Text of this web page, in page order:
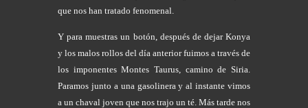
que nos han tratado fenomenal.
Y para muestras un botón, después de dejar Konya
y los malos rollos del día anterior fuimos a través de
los imponentes Montes Taurus, camino de Siria.
Paramos junto a una gasolinera y al instante vimos
a un chaval joven que nos trajo un té. Más tarde nos